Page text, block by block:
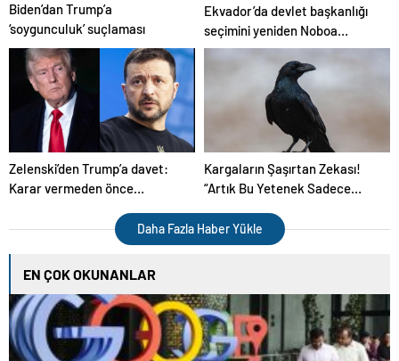
Biden’dan Trump’a
‘soygunculuk’ suçlaması
Ekvador’da devlet başkanlığı
seçimini yeniden Noboa
kazandı
Zelenski’den Trump’a davet:
Karar vermeden önce
Kargaların Şaşırtan Zekası!
“Artık Bu Yetenek Sadece
Daha Fazla Haber Yükle
EN ÇOK OKUNANLAR